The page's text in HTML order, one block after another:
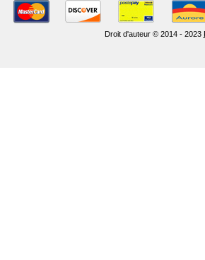
Droit d'auteur © 2014 - 2023